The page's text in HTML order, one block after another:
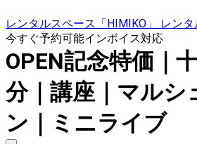
レンタルスペース「HIMIKO」 レン
今すぐ予約可能インボイス対応
OPEN記念特価｜
分｜講座｜マルシ
ン｜ミニライブ